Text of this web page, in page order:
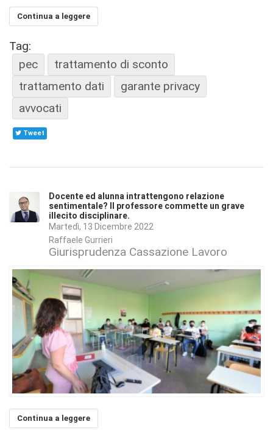
Continua a leggere
Tag:
pec
trattamento di sconto
trattamento dati
garante privacy
avvocati
Tweet
Docente ed alunna intrattengono relazione
sentimentale? Il professore commette un grave
illecito disciplinare.
Martedì, 13 Dicembre 2022
Raffaele Gurrieri
Giurisprudenza Cassazione Lavoro
Continua a leggere